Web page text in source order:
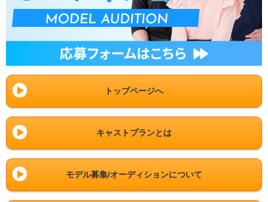
トップページへ
キャストプランとは
モデル募集/オーディションについて